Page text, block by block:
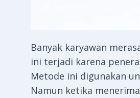
Banyak karyawan
ini terjadi karena
Metode ini digunakan
Namun ketika